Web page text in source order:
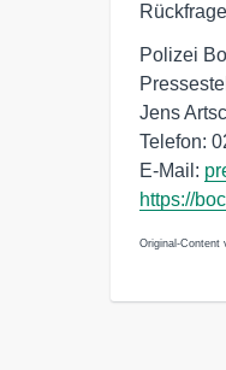
Polizei
Jens
Telefon:
E-Mail:
https://
Original-Content